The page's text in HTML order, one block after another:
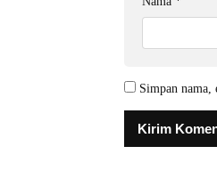
Simpan nama,